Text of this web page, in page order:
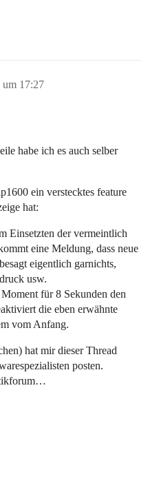
um 17:27
habe ich es auch selber
ein verstecktes feature
hat:
Einsetzten der vermeintlich
eine Meldung, dass neue
eigentlich garnichts,
usw.
für 8 Sekunden den
die eben erwähnte
vom Anfang.
hat mir dieser Thread
posten.